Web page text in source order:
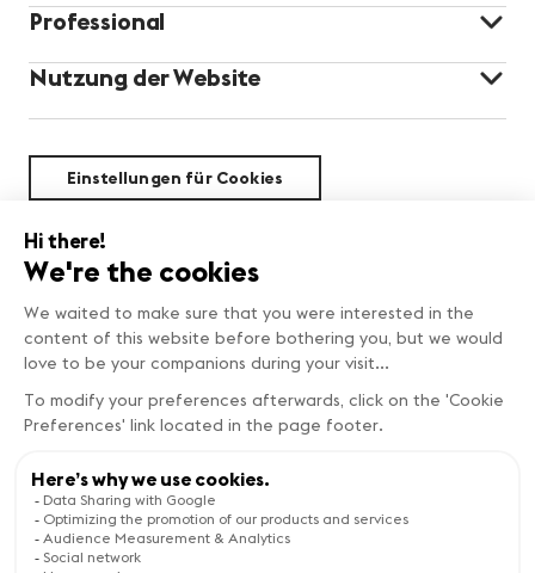
Professional
Nutzung der Website
Einstellungen für Cookies